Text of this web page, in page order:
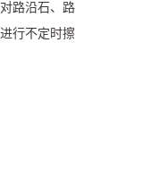
路沿石、路
行不定时擦